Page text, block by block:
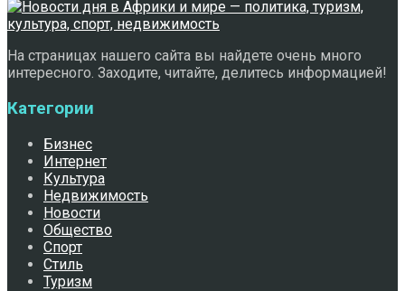
На страницах нашего сайта вы найдете очень много
интересного. Заходите, читайте, делитесь информацией!
Категории
Бизнес
Интернет
Культура
Недвижимость
Новости
Общество
Спорт
Стиль
Туризм